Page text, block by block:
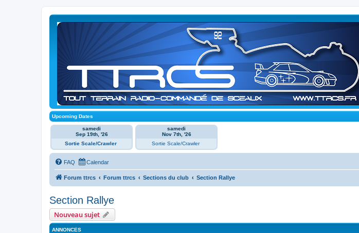
Upcoming Dates
samedi
Sep 19th, '26
Sortie Scale/Crawler
samedi
Nov 7th, '26
Sortie Scale/Crawler
FAQ Calendar
Forum ttrcs Forum ttrcs Sections du club Section Rallye
Section Rallye
Nouveau sujet
ANNONCES